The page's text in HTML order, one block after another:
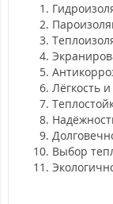
Лёгкость
Выбор